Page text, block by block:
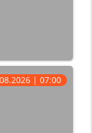
| 07:00